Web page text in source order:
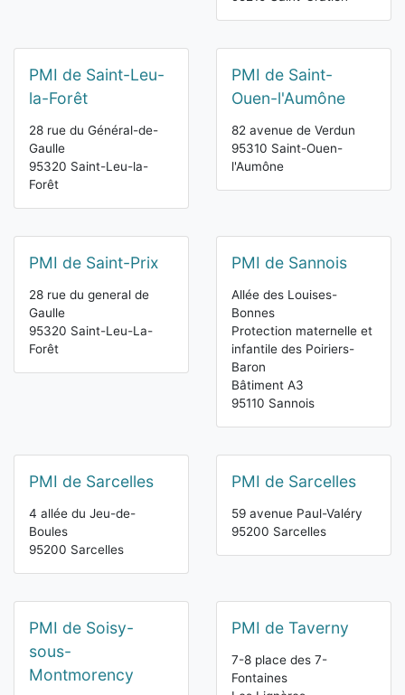
PMI de Saint-Leu-
la-Forêt
28 rue du Général-de-
Gaulle
95320 Saint-Leu-la-
Forêt
PMI de Saint-
Ouen-l'Aumône
82 avenue de Verdun
95310 Saint-Ouen-
l'Aumône
PMI de Saint-Prix
28 rue du general de
Gaulle
95320 Saint-Leu-La-
Forêt
PMI de Sannois
Allée des Louises-
Bonnes
Protection maternelle et
infantile des Poiriers-
Baron
Bâtiment A3
95110 Sannois
PMI de Sarcelles
4 allée du Jeu-de-
Boules
95200 Sarcelles
PMI de Sarcelles
59 avenue Paul-Valéry
95200 Sarcelles
PMI de Soisy-
sous-
Montmorency
PMI de Taverny
7-8 place des 7-
Fontaines